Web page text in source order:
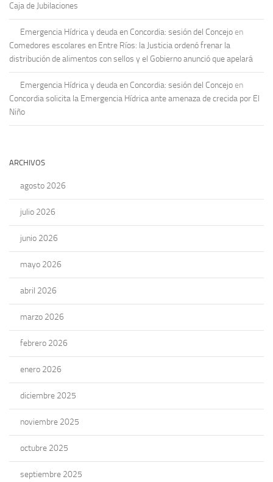
Caja de Jubilaciones
Emergencia Hídrica y deuda en Concordia: sesión del Concejo en
Comedores escolares en Entre Ríos: la Justicia ordenó frenar la
distribución de alimentos con sellos y el Gobierno anunció que apelará
Emergencia Hídrica y deuda en Concordia: sesión del Concejo en
Concordia solicita la Emergencia Hídrica ante amenaza de crecida por El
Niño
ARCHIVOS
agosto 2026
julio 2026
junio 2026
mayo 2026
abril 2026
marzo 2026
febrero 2026
enero 2026
diciembre 2025
noviembre 2025
octubre 2025
septiembre 2025